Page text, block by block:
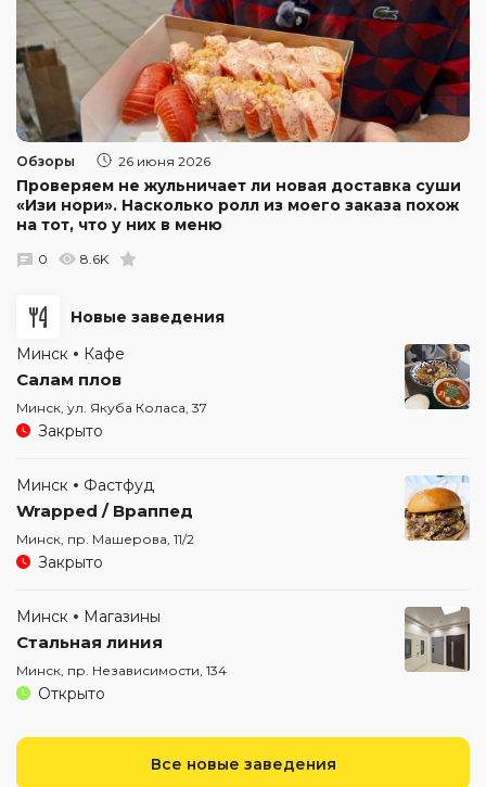
Обзоры 26 июня 2026
Проверяем не жульничает ли новая доставка суши
«Изи нори». Насколько ролл из моего заказа похож
на тот, что у них в меню
0 8.6K
Новые заведения
Минск
Кафе
Салам плов
Минск, ул. Якуба Коласа, 37
Закрыто
Минск Фастфуд
Wrapped / Враппед
Минск, пр. Машерова, 11/2
Закрыто
Минск Магазины
Стальная линия
Минск, пр. Независимости, 134
Открыто
Все новые заведения